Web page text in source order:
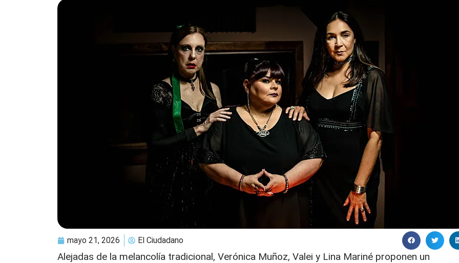
mayo 21, 2026 El Ciudadano
Alejadas de la melancolía tradicional, Verónica Muñoz, Valei y Lina Mariné proponen un